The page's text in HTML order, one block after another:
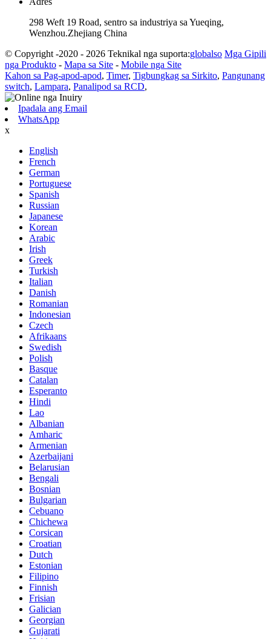
298 Weft 19 Road, sentro sa industriya sa Yueqing,
Wenzhou.Zhejiang China
© Copyright -2020 - 2026 Teknikal nga suporta:globalso Mga Gipili
nga Produkto - Mapa sa Site - Mobile nga Site
Kahon sa Pag-apod-apod, Timer, Tigbungkag sa Sirkito, Pangunang
switch, Lampara, Panalipod sa RCD,
Ipadala ang Email
WhatsApp
x
English
French
German
Portuguese
Spanish
Russian
Japanese
Korean
Arabic
Irish
Greek
Turkish
Italian
Danish
Romanian
Indonesian
Czech
Afrikaans
Swedish
Polish
Basque
Catalan
Esperanto
Hindi
Lao
Albanian
Amharic
Armenian
Azerbaijani
Belarusian
Bengali
Bosnian
Bulgarian
Cebuano
Chichewa
Corsican
Croatian
Dutch
Estonian
Filipino
Finnish
Frisian
Galician
Georgian
Gujarati